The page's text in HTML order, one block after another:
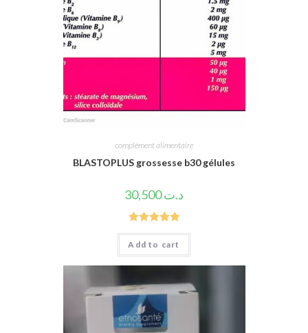
complément alimentaire
BLASTOPLUS grossesse b30 gélules
د.ت30,500
Rated5.00
out of 5
Add to cart